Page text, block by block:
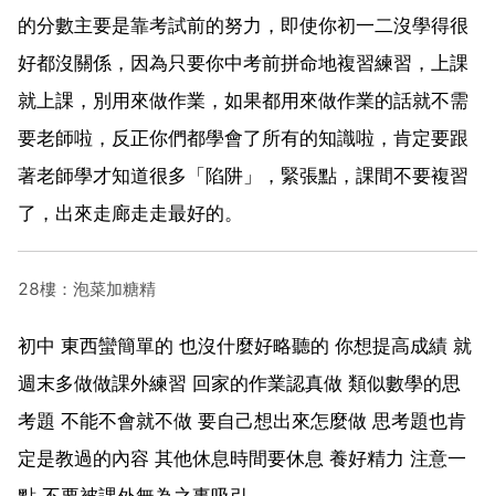
的分數主要是靠考試前的努力，即使你初一二沒學得很
好都沒關係，因為只要你中考前拼命地複習練習，上課
就上課，別用來做作業，如果都用來做作業的話就不需
要老師啦，反正你們都學會了所有的知識啦，肯定要跟
著老師學才知道很多「陷阱」，緊張點，課間不要複習
了，出來走廊走走最好的。
28樓：泡菜加糖精
初中 東西蠻簡單的 也沒什麼好略聽的 你想提高成績 就
週末多做做課外練習 回家的作業認真做 類似數學的思
考題 不能不會就不做 要自己想出來怎麼做 思考題也肯
定是教過的內容 其他休息時間要休息 養好精力 注意一